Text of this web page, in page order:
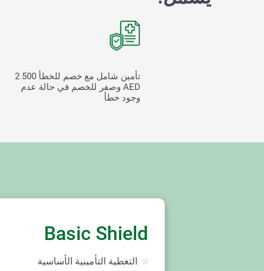
تأمين شامل مع خصم للخطأ 2 500
AED وصفر للخصم في حالة عدم
وجود خطأ
Basic Shield
التغطية التأمينية الأساسية